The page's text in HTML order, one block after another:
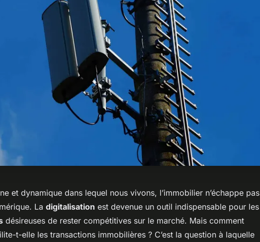
et dynamique dans lequel nous vivons, l’immobilier n’échappe pas
La digitalisation est devenue un outil indispensable pour les
désireuses de rester compétitives sur le marché. Mais comment
t-elle les transactions immobilières ? C’est la question à laquelle